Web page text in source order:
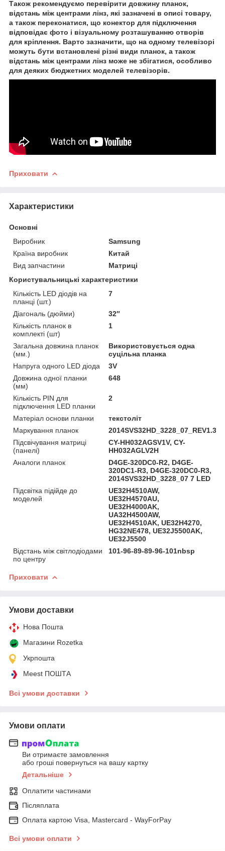
Також рекомендуємо перевірити довжину планок,
відстань між центрами лінз, які зазначені в описі товару,
а також переконатися, що конектор для підключення
відповідає фото і візуальному розташуванню отворів
для кріплення. Варто зазначити, що на одному телевізорі
можуть бути встановлені різні види планок, а також
відстань між центрами лінз може не збігатися, особливо
для деяких бюджетних моделей телевізорів.
Приховати
Характеристики
Основні
Виробник
Samsung
Країна виробник
Китай
Вид запчастини
Матриці
Користувальницькі характеристики
Кількість LED діодів на
планці (шт.)
7
Діагональ (дюйми)
32″
Кількість планок в
комплекті (шт)
1
Загальна довжина планок
(мм.)
Використовується одна
суцільна планка
Напруга одного LED діода
3V
Довжина одної планки
(мм)
648
Кількість PIN для
підключення LED планки
2
Матеріал основи планки
текстоліт
Маркування планок
Підсвічування матриці
(панелі)
CY-HH032AGSV1V, CY-
HH032AGLV2H
Аналоги планок
D4GE-320DC0-R2, D4GE-
320DC1-R3, D4GE-320DC0-R3,
2014SVS32HD_3228_07 7 LED
Підсвітка підійде до
моделей
UE32H4510AW,
UE32H4570AU,
UE32H4000AK,
UA32H4500AW,
UE32H4510AK, UE32H4270,
HG32NE478, UE32J5500AK,
UE32J5500
Відстань між світлодіодами
по центру
101-96-89-89-96-101nbsp
Приховати
Умови доставки
Нова Пошта
Магазини Rozetka
Укрпошта
Meest ПОШТА
Всі умови доставки
Умови оплати
Ви отримаєте замовлення
або гроші повернуться на вашу картку
Детальніше
Оплатити частинами
Післяплата
Оплата картою Visa, Mastercard - WayForPay
Всі умови оплати